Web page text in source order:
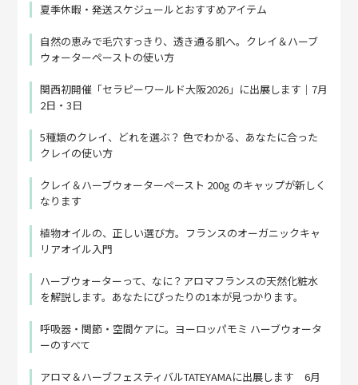
夏季休暇・発送スケジュールとおすすめアイテム
自然の恵みで毛穴すっきり、透き通る肌へ。クレイ＆ハーブ
ウォーターペーストの使い方
関西初開催「セラピーワールド大阪2026」に出展します｜7月
2日・3日
5種類のクレイ、どれを選ぶ？ 色でわかる、あなたに合った
クレイの使い方
クレイ＆ハーブウォーターペースト 200g のキャップが新しく
なります
植物オイルの、正しい選び方。フランスのオーガニックキャ
リアオイル入門
ハーブウォーターって、なに？アロマフランスの天然化粧水
を解説します。あなたにぴったりの1本が見つかります。
呼吸器・関節・空間ケアに。ヨーロッパモミ ハーブウォータ
ーのすべて
アロマ＆ハーブフェスティバルTATEYAMAに出展します 6月